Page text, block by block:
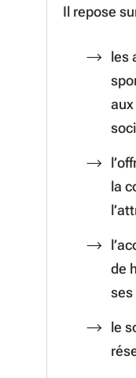
Il repose
les
la
de
ses
le